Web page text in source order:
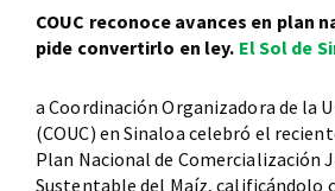
COUC reconoce avances en plan
pide convertirlo en ley. El Sol de
a Coordinación Organizadora de la
(COUC) en Sinaloa celebró el
Plan Nacional de Comercialización
Sustentable del Maíz, calificándolo